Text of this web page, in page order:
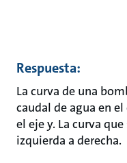
Respuesta:
La curva de una
caudal de agua en
el eje y. La curva
izquierda a derecha.